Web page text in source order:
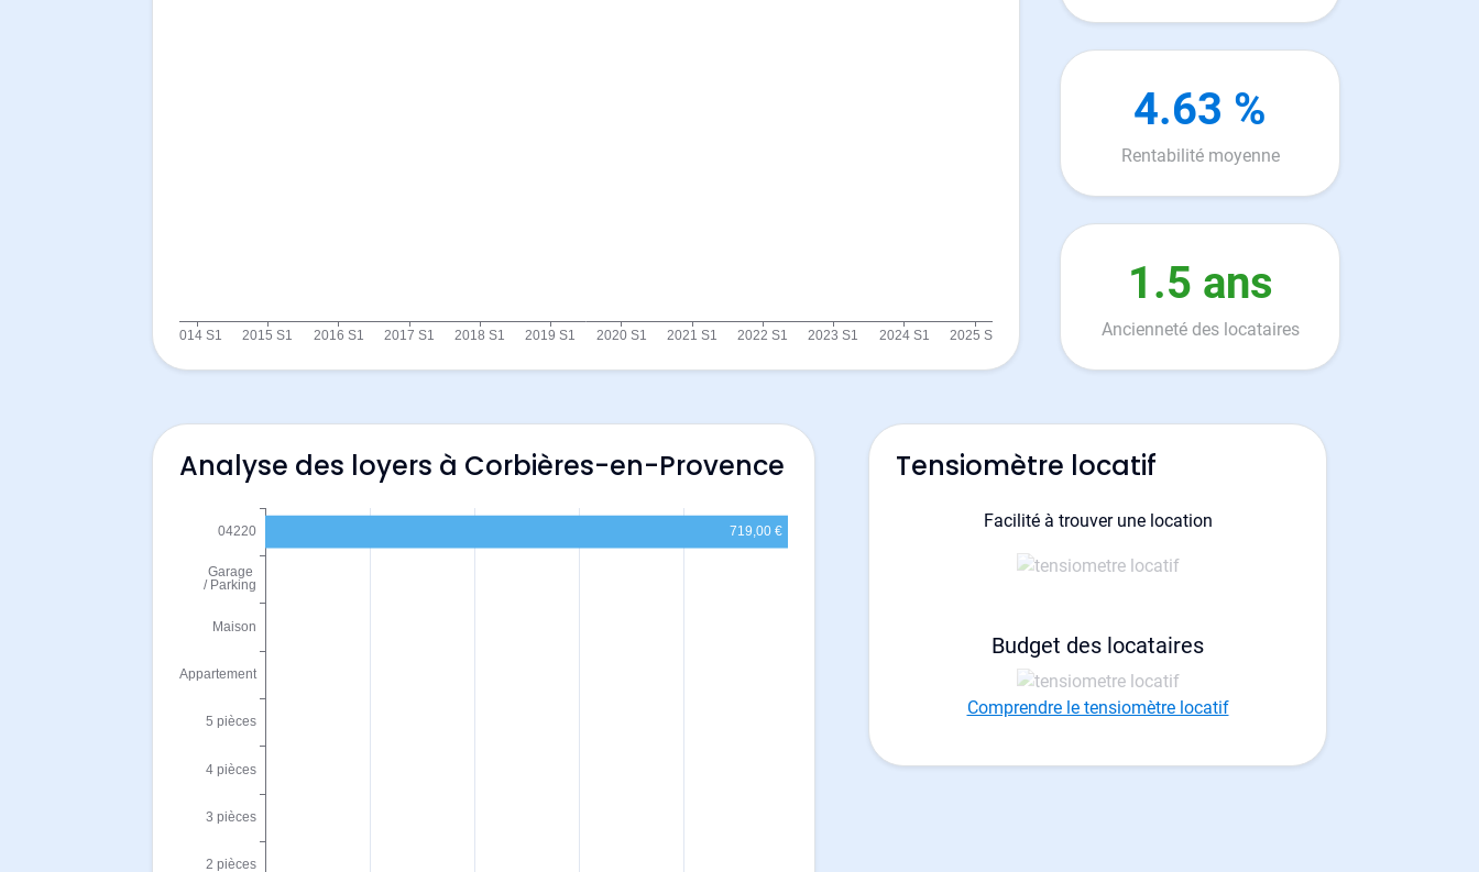
4.63 %
Rentabilité moyenne
1.5 ans
Ancienneté des locataires
Analyse des loyers à Corbières-en-Provence Tensiomètre locatif
Facilité à trouver une location
Budget des locataires
Comprendre le tensiomètre locatif